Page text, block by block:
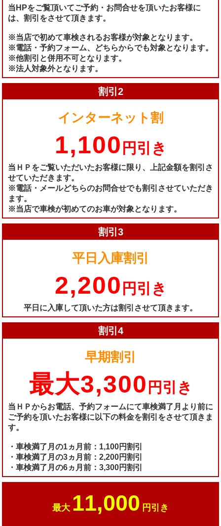
当HPをご覧頂いてご予約・お問合せを頂いたお客様に
は、割引をさせて頂きます。
※当店で初めて車検されるお客様が対象となります。
※電話・予約フォーム、どちらからでも対象となります。
※他割引と併用不可となります。
※法人対象外となります。
割引2
インターネット割
1,100 円引き
当ＨＰをご覧いただいたお客様に限り、上記金額を割引さ
せていただきます。
※電話・メールどちらのお問合せでも割引させていただき
ます。
※当店で車検が初めてのお車が対象となります。
割引3
平日入庫割引
2,200 円引き
平日に入庫して頂いた方は割引させて頂きます。
割引4
早期割引
最大3,300 円引き
当ＨＰからお電話、予約フォームにて車検満了月より前に
ご予約を頂いたお客様に以下の料金を割引をさせて頂きま
す。
・車検満了月の1ヵ月前：1,100円割引
・車検満了月の3ヵ月前：2,200円割引
・車検満了月の6ヵ月前：3,300円割引
最大 11,000 円引き